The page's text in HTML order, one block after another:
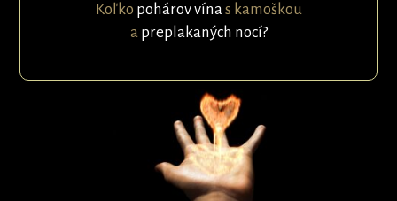
Koľko pohárov vínas kamoškou
a preplakaných nocí?